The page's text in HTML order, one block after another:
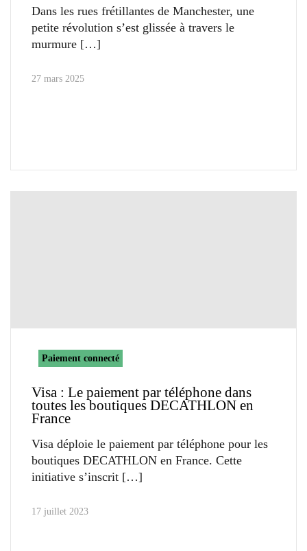
Dans les rues frétillantes de Manchester, une
petite révolution s’est glissée à travers le
murmure
27 mars 2025
Paiement connecté
Visa : Le paiement par téléphone dans
toutes les boutiques DECATHLON en
France
Visa déploie le paiement par téléphone pour les
boutiques DECATHLON en France. Cette
initiative s’inscrit
17 juillet 2023